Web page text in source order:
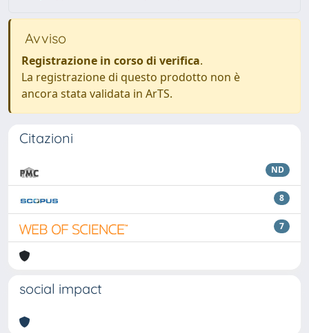
Avviso
Registrazione in corso di verifica.
La registrazione di questo prodotto non è
ancora stata validata in ArTS.
Citazioni
ND
8
7
social impact